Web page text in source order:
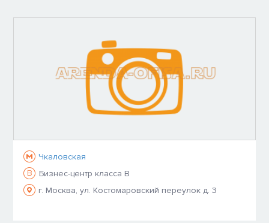
Чкаловская
B
Бизнес-центр класса B
г. Москва, ул. Костомаровский переулок д. 3